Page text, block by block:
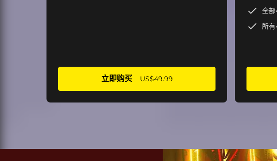
立即购买 US$49.99
全部
所